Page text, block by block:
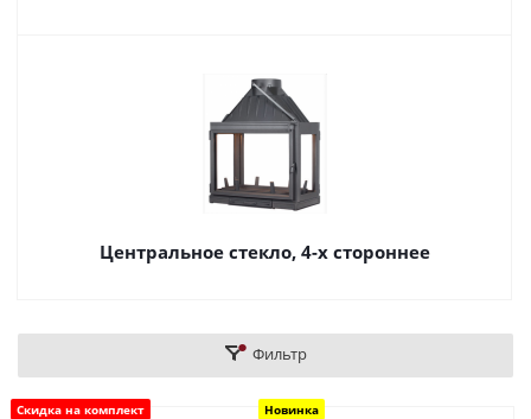
Центральное стекло, 4-х стороннее
Фильтр
Скидка на комплект Новинка